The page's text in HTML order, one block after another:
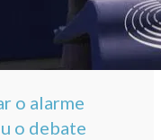
o alarme
o debate